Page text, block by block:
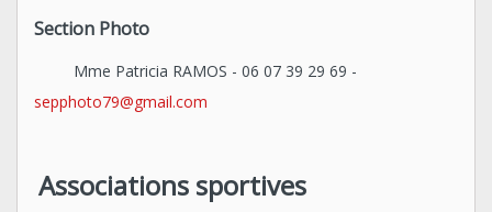
Section Photo
Mme Patricia RAMOS - 06 07 39 29 69 -
sepphoto79@gmail.com
Associations sportives